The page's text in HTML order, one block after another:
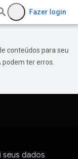
Fazer login
conteúdos para seu
ter erros.
seus dados